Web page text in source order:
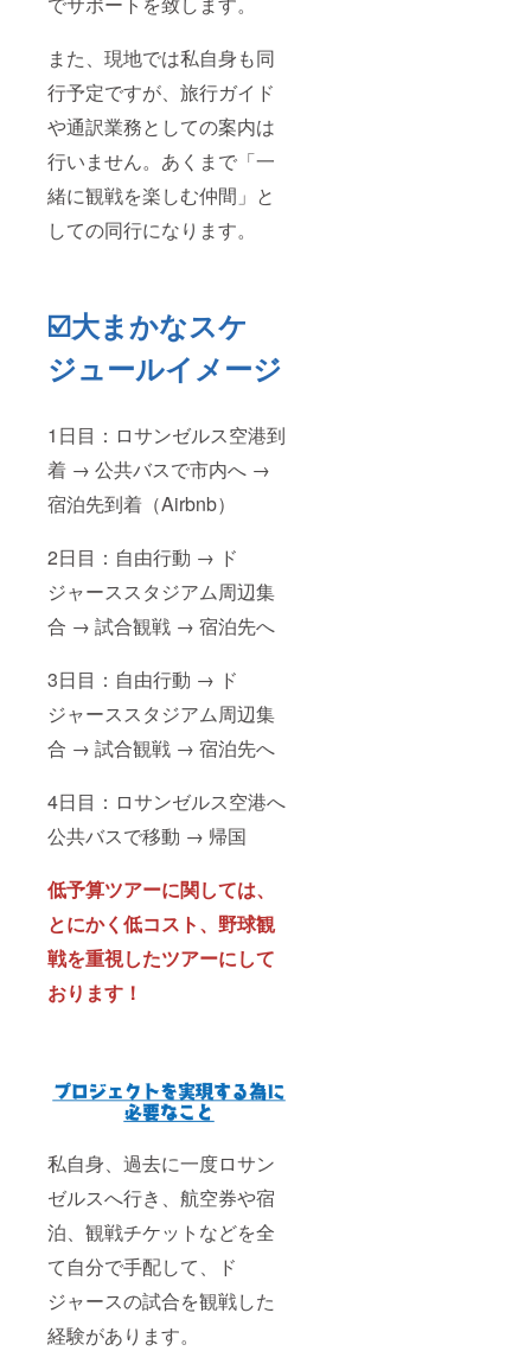
また、現地では私自身も同
行予定ですが、旅行ガイド
や通訳業務としての案内は
行いません。あくまで「一
緒に観戦を楽しむ仲間」と
しての同行になります。
☑️大まかなスケ
ジュールイメージ
1日目：ロサンゼルス空港到
着 → 公共バスで市内へ →
宿泊先到着（Airbnb）
2日目：自由行動 → ド
ジャーススタジアム周辺集
合 → 試合観戦 → 宿泊先へ
3日目：自由行動 → ド
ジャーススタジアム周辺集
合 → 試合観戦 → 宿泊先へ
4日目：ロサンゼルス空港へ
公共バスで移動 → 帰国
低予算ツアーに関しては、
とにかく低コスト、野球観
戦を重視したツアーにして
おります！
私自身、過去に一度ロサン
ゼルスへ行き、航空券や宿
泊、観戦チケットなどを全
て自分で手配して、ド
ジャースの試合を観戦した
経験があります。